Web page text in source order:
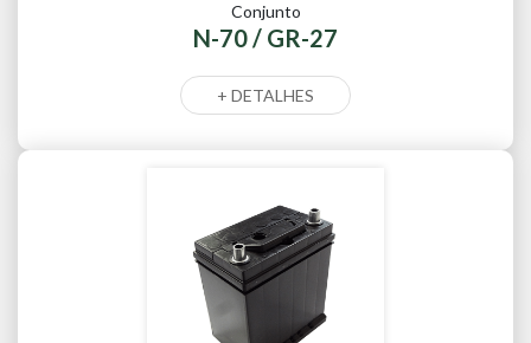
Conjunto
N-70 / GR-27
+ DETALHES